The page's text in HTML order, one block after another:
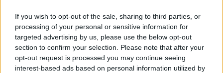
If you wish to opt-out of the sale, sharing to third parties, or
processing of your personal or sensitive information for
targeted advertising by us, please use the below opt-out
section to confirm your selection. Please note that after your
opt-out request is processed you may continue seeing
interest-based ads based on personal information utilized by
15 metų emigracijoje praleidęs, o dabar
Kėdainių centre ūkininkų parduotuvę
„Ragauk“ turintis verslininkas Rimantas